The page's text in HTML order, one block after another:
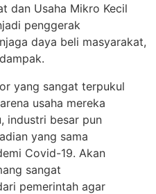
dan Usaha Mikro Kecil
penggerak
daya beli masyarakat,
yang sangat terpukul
usaha mereka
industri besar pun
yang sama
Covid-19. Akan
sangat
pemerintah agar